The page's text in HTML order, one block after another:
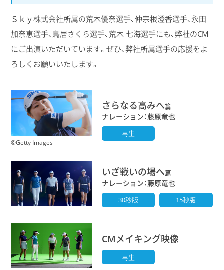
Ｓｋｙ株式会社所属の荒木優奈選手、仲宗根澄香選手、永田
加奈恵選手、鳥居さくら選手、荒木 七海選手にも、弊社のCM
にご出演いただいています。ぜひ、弊社所属選手の応援をよ
ろしくお願いいたします。
©Getty Images
さらなる高みへ篇
ナレーション：藤原竜也
再生
いざ戦いの場へ篇
ナレーション：藤原竜也
30秒版 15秒版
CMメイキング映像
再生